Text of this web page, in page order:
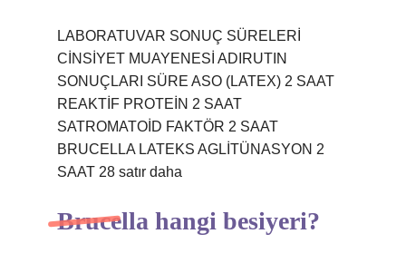
LABORATUVAR SONUÇ SÜRELERİ
CİNSİYET MUAYENESİ ADIRUTIN
SONUÇLARI SÜRE ASO (LATEX) 2 SAAT
REAKTİF PROTEİN 2 SAAT
SATROMATOİD FAKTÖR 2 SAAT
BRUCELLA LATEKS AGLİTÜNASYON 2
SAAT 28 satır daha
Brucella hangi besiyeri?